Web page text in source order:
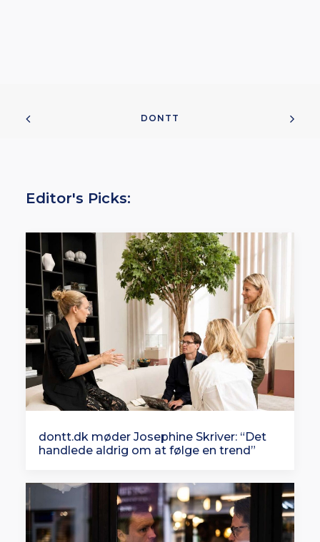
DONTT
Editor's Picks:
dontt.dk møder Josephine Skriver: “Det
handlede aldrig om at følge en trend”